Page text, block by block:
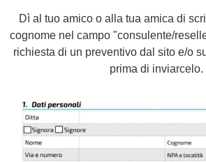
Dì al tuo amico o alla tua amica di
cognome nel campo "consulente/
richiesta di un preventivo dal sito e/o
prima di inviarcelo.